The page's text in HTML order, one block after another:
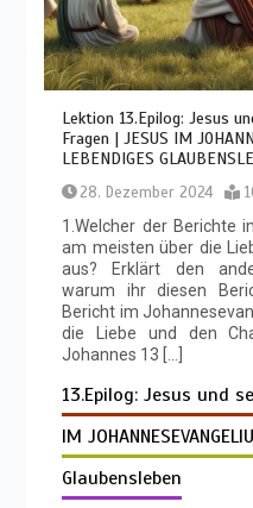
Lektion 13.Epilog: Jesus
Fragen | JESUS IM
LEBENDIGES
28. Dezember 2024
1.Welcher der Berichte
am meisten über die
aus? Erklärt den
warum ihr diesen
Bericht im
die Liebe und den
Johannes 13 […]
13.Epilog: Jesus und
IM
Glaubensleben